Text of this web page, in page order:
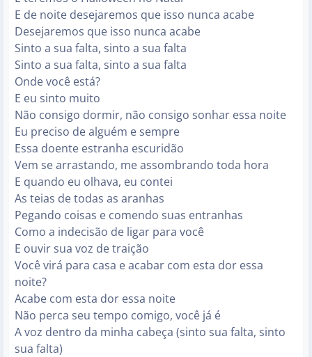
E de noite desejaremos que isso nunca acabe
Desejaremos que isso nunca acabe
Sinto a sua falta, sinto a sua falta
Sinto a sua falta, sinto a sua falta
Onde você está?
E eu sinto muito
Não consigo dormir, não consigo sonhar essa noite
Eu preciso de alguém e sempre
Essa doente estranha escuridão
Vem se arrastando, me assombrando toda hora
E quando eu olhava, eu contei
As teias de todas as aranhas
Pegando coisas e comendo suas entranhas
Como a indecisão de ligar para você
E ouvir sua voz de traição
Você virá para casa e acabar com esta dor essa
noite?
Acabe com esta dor essa noite
Não perca seu tempo comigo, você já é
A voz dentro da minha cabeça (sinto sua falta, sinto
sua falta)